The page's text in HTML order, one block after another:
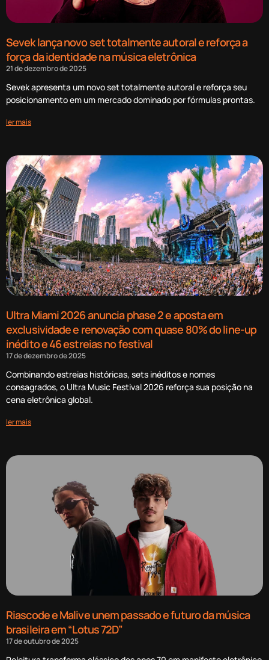
Sevek lança novo set totalmente autoral e reforça a
força da identidade na música eletrônica
21 de dezembro de 2025
Sevek apresenta um novo set totalmente autoral e reforça seu
posicionamento em um mercado dominado por fórmulas prontas.
ler mais
Ultra Miami 2026 anuncia phase 2 e aposta em
exclusividade e renovação com quase 80% do line-up
inédito e 46 estreias no festival
17 de dezembro de 2025
Combinando estreias históricas, sets inéditos e nomes
consagrados, o Ultra Music Festival 2026 reforça sua posição na
cena eletrônica global.
ler mais
Riascode e Malive unem passado e futuro da música
brasileira em “Lotus 72D”
17 de outubro de 2025